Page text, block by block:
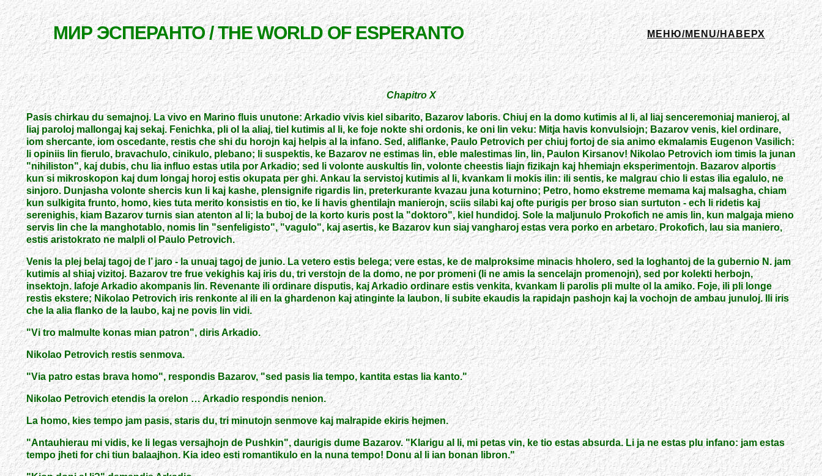
МИР ЭСПЕРАНТО / THE WORLD OF ESPERANTO МЕНЮ/MENU/НАВЕРХ
Chapitro X
Pasis chirkau du semajnoj. La vivo en Marino fluis unutone: Arkadio vivis kiel sibarito, Bazarov laboris. Chiuj en la domo kutimis al li, al liaj senceremoniaj manieroj, al
liaj paroloj mallongaj kaj sekaj. Fenichka, pli ol la aliaj, tiel kutimis al li, ke foje nokte shi ordonis, ke oni lin veku: Mitja havis konvulsiojn; Bazarov venis, kiel ordinare,
iom shercante, iom oscedante, restis che shi du horojn kaj helpis al la infano. Sed, aliflanke, Paulo Petrovich per chiuj fortoj de sia animo ekmalamis Eugenon Vasilich:
li opiniis lin fierulo, bravachulo, cinikulo, plebano; li suspektis, ke Bazarov ne estimas lin, eble malestimas lin, lin, Paulon Kirsanov! Nikolao Petrovich iom timis la junan
"nihiliston", kaj dubis, chu lia influo estas utila por Arkadio; sed li volonte auskultis lin, volonte cheestis liajn fizikajn kaj hhemiajn eksperimentojn. Bazarov alportis
kun si mikroskopon kaj dum longaj horoj estis okupata per ghi. Ankau la servistoj kutimis al li, kvankam li mokis ilin: ili sentis, ke malgrau chio li estas ilia egalulo, ne
sinjoro. Dunjasha volonte shercis kun li kaj kashe, plensignife rigardis lin, preterkurante kvazau juna koturnino; Petro, homo ekstreme memama kaj malsagha, chiam
kun sulkigita frunto, homo, kies tuta merito konsistis en tio, ke li havis ghentilajn manierojn, sciis silabi kaj ofte purigis per broso sian surtuton-ech li ridetis kaj
serenighis, kiam Bazarov turnis sian atenton al li; la buboj de la korto kuris post la"doktoro", kiel hundidoj. Sole la maljunulo Prokofich ne amis lin, kun malgaja mieno
servis lin che la manghotablo, nomis lin "senfeligisto","vagulo", kaj asertis, ke Bazarov kun siaj vangharoj estas vera porko en arbetaro. Prokofich, lau sia maniero,
estis aristokrato ne malpli ol Paulo Petrovich.
Venis la plej belaj tagoj de l’ jaro -la unuaj tagoj de junio. La vetero estis belega; vere estas, ke de malproksime minacis hholero, sed la loghantoj de la gubernio N. jam
kutimis al shiaj vizitoj. Bazarov tre frue vekighis kaj iris du, tri verstojn de la domo, ne por promeni (li ne amis la sencelajn promenojn), sed por kolekti herbojn,
insektojn. Iafoje Arkadio akompanis lin. Revenante ili ordinare disputis, kaj Arkadio ordinare estis venkita, kvankam li parolis pli multe ol la amiko. Foje, ili pli longe
restis ekstere; Nikolao Petrovich iris renkonte al ili en la ghardenon kaj atinginte la laubon, li subite ekaudis la rapidajn pashojn kaj la vochojn de ambau junuloj. Ili iris
che la alia flanko de la laubo, kaj ne povis lin vidi.
"Vi tro malmulte konas mian patron", diris Arkadio.
Nikolao Petrovich restis senmova.
"Via patro estas brava homo", respondis Bazarov,"sed pasis lia tempo, kantita estas lia kanto."
Nikolao Petrovich etendis la orelon … Arkadio respondis nenion.
La homo, kies tempo jam pasis, staris du, tri minutojn senmove kaj malrapide ekiris hejmen.
"Antauhierau mi vidis, ke li legas versajhojn de Pushkin", daurigis dume Bazarov." Klarigu al li, mi petas vin, ke tio estas absurda. Li ja ne estas plu infano: jam estas
tempo jheti for chi tiun balaajhon. Kia ideo esti romantikulo en la nuna tempo! Donu al li ian bonan libron."